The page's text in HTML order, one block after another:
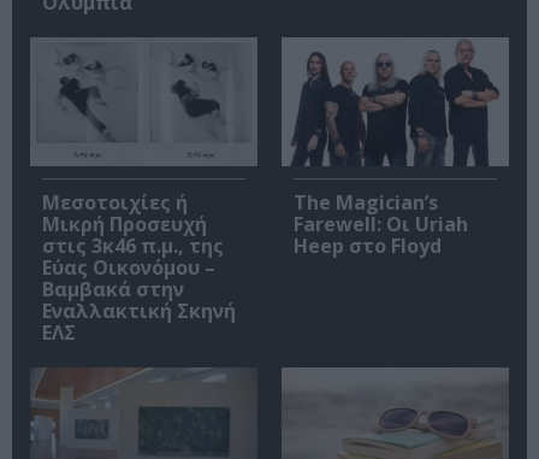
Μεσοτοιχίες ή
Μικρή Προσευχή
στις 3κ46 π.μ., της
Εύας Οικονόμου –
Βαμβακά στην
Εναλλακτική Σκηνή
ΕΛΣ
The Magician’s
Farewell: Οι Uriah
Heep στο Floyd